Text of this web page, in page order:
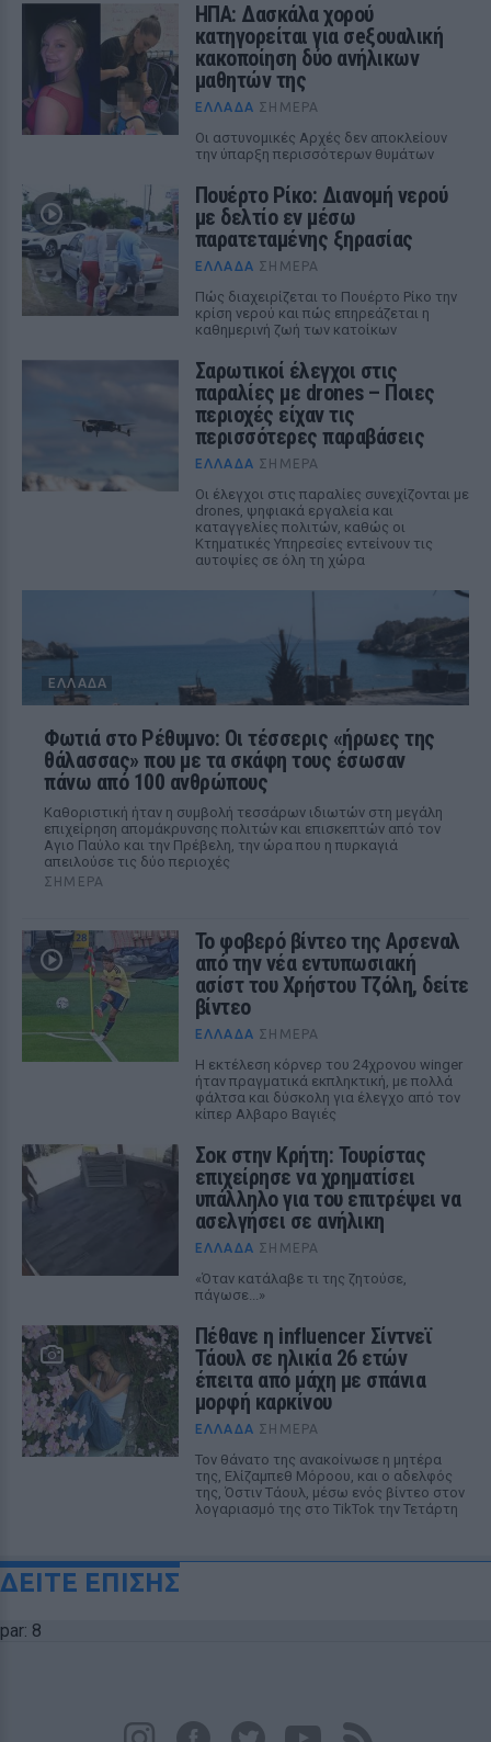
ΗΠΑ: Δασκάλα χορού
κατηγορείται για σeξουαλική
κακοποίηση δύο ανήλικων
μαθητών της
ΕΛΛΆΔΑ ΣΉΜΕΡΑ
Οι αστυνομικές Αρχές δεν αποκλείουν
την ύπαρξη περισσότερων θυμάτων
Πουέρτο Ρίκο: Διανομή νερού
με δελτίο εν μέσω
παρατεταμένης ξηρασίας
ΕΛΛΆΔΑ ΣΉΜΕΡΑ
Πώς διαχειρίζεται το Πουέρτο Ρίκο την
κρίση νερού και πώς επηρεάζεται η
καθημερινή ζωή των κατοίκων
Σαρωτικοί έλεγχοι στις
παραλίες με drones – Ποιες
περιοχές είχαν τις
περισσότερες παραβάσεις
ΕΛΛΆΔΑ ΣΉΜΕΡΑ
Οι έλεγχοι στις παραλίες συνεχίζονται με
drones, ψηφιακά εργαλεία και
καταγγελίες πολιτών, καθώς οι
Κτηματικές Υπηρεσίες εντείνουν τις
αυτοψίες σε όλη τη χώρα
ΕΛΛΆΔΑ
Φωτιά στο Ρέθυμνο: Οι τέσσερις «ήρωες της
θάλασσας» που με τα σκάφη τους έσωσαν
πάνω από 100 ανθρώπους
Καθοριστική ήταν η συμβολή τεσσάρων ιδιωτών στη μεγάλη
επιχείρηση απομάκρυνσης πολιτών και επισκεπτών από τον
Αγιο Παύλο και την Πρέβελη, την ώρα που η πυρκαγιά
απειλούσε τις δύο περιοχές
ΣΉΜΕΡΑ
Το φοβερό βίντεο της Αρσεναλ
από την νέα εντυπωσιακή
ασίστ του Χρήστου Τζόλη, δείτε
βίντεο
ΕΛΛΆΔΑ ΣΉΜΕΡΑ
Η εκτέλεση κόρνερ του 24χρονου winger
ήταν πραγματικά εκπληκτική, με πολλά
φάλτσα και δύσκολη για έλεγχο από τον
κίπερ Αλβαρο Βαγιές
Σοκ στην Κρήτη: Τουρίστας
επιχείρησε να χρηματίσει
υπάλληλο για του επιτρέψει να
ασελγήσει σε ανήλικη
ΕΛΛΆΔΑ ΣΉΜΕΡΑ
«Όταν κατάλαβε τι της ζητούσε,
πάγωσε...»
Πέθανε η influencer Σίντνεϊ
Τάουλ σε ηλικία 26 ετών
έπειτα από μάχη με σπάνια
μορφή καρκίνου
ΕΛΛΆΔΑ ΣΉΜΕΡΑ
Τον θάνατο της ανακοίνωσε η μητέρα
της, Ελίζαμπεθ Μόροου, και ο αδελφός
της, Όστιν Τάουλ, μέσω ενός βίντεο στον
λογαριασμό της στο TikTok την Τετάρτη
ΔΕΙΤΕ ΕΠΙΣΗΣ
par: 8